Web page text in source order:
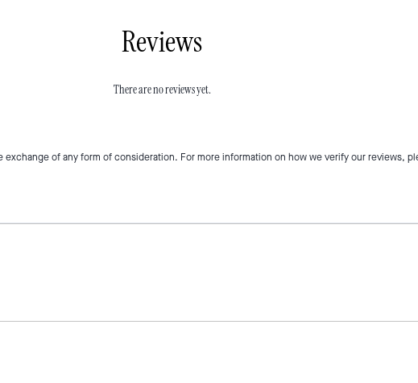
Reviews
There are no reviews yet.
of any form of consideration. For more information on how we verify our reviews,